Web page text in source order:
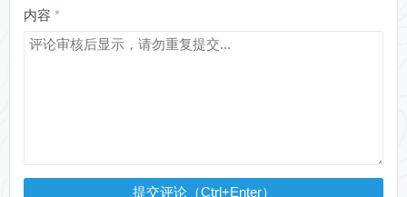
内容
提交评论（Ctrl+Enter）